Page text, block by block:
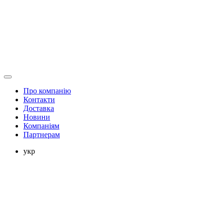
Про компанію
Контакти
Доставка
Новини
Компаніям
Партнерам
укр